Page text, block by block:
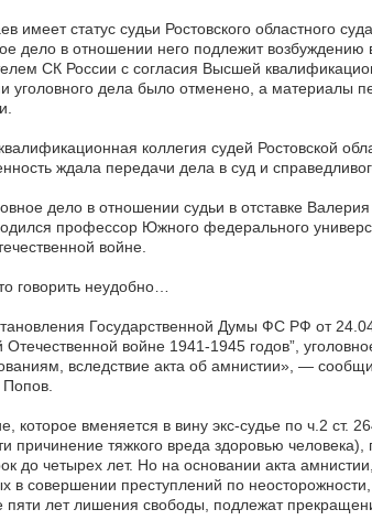
имеет статус судьи Ростовского областного
дело в отношении него подлежит
СК России с согласия Высшей
уголовного дела было отменено, а материалы
коллегия судей Ростовской
ждала передачи дела в суд и
дело в отношении судьи в отставке
профессор Южного федерального
войне.
говорить неудобно…
Государственной Думы ФС РФ от
войне 1941-1945 годов”,
вследствие акта об амнистии», —
Попов.
которое вменяется в вину экс-судье по ч.2
причинение тяжкого вреда здоровью
до четырех лет. Но на основании акта
в совершении преступлений по
лет лишения свободы, подлежат